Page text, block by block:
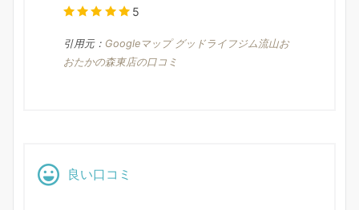
5
引用元： Googleマップ グッドライフジム流山お
おたかの森東店の口コミ
良い口コミ